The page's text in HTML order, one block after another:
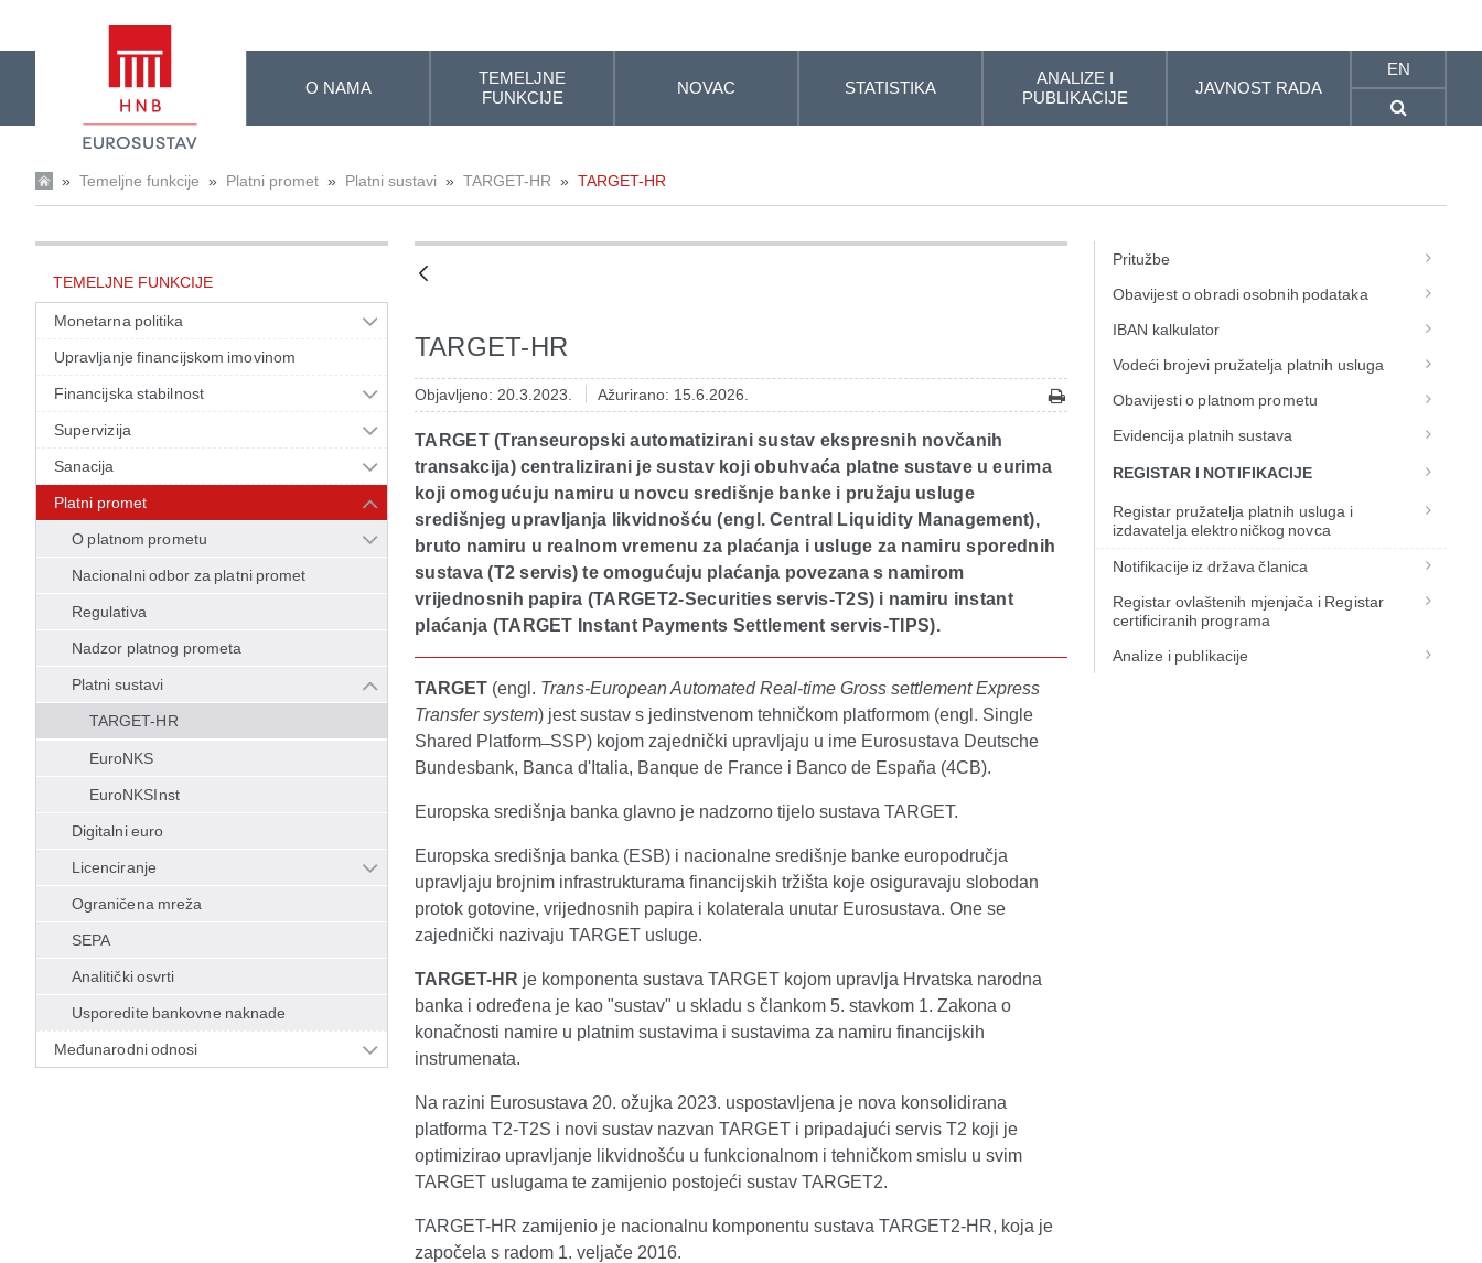
O NAMA
TEMELJNE
FUNKCIJE
NOVAC STATISTIKA
ANALIZE I
PUBLIKACIJE
JAVNOST RADA
EN
» Temeljne funkcije » Platni promet » Platni sustavi » TARGET-HR » TARGET-HR
TEMELJNE FUNKCIJE
Monetarna politika
Upravljanje financijskom imovinom
Financijska stabilnost
Supervizija
Sanacija
Platni promet
O platnom prometu
Nacionalni odbor za platni promet
Regulativa
Nadzor platnog prometa
Platni sustavi
TARGET-HR
EuroNKS
EuroNKSInst
Digitalni euro
Licenciranje
Ograničena mreža
SEPA
Analitički osvrti
Usporedite bankovne naknade
Međunarodni odnosi
TARGET-HR
Objavljeno: 20.3.2023. Ažurirano: 15.6.2026.
TARGET (Transeuropski automatizirani sustav ekspresnih novčanih
transakcija) centralizirani je sustav koji obuhvaća platne sustave u eurima
koji omogućuju namiru u novcu središnje banke i pružaju usluge
središnjeg upravljanja likvidnošću (engl. Central Liquidity Management),
bruto namiru u realnom vremenu za plaćanja i usluge za namiru sporednih
sustava (T2 servis) te omogućuju plaćanja povezana s namirom
vrijednosnih papira (TARGET2-Securities servis-T2S) i namiru instant
plaćanja (TARGET Instant Payments Settlement servis-TIPS).
TARGET (engl. Trans-European Automated Real-time Gross settlement Express
Transfer system) jest sustav s jedinstvenom tehničkom platformom (engl. Single
Shared Platform ̶ SSP) kojom zajednički upravljaju u ime Eurosustava Deutsche
Bundesbank, Banca d'Italia, Banque de France i Banco de España (4CB).
Europska središnja banka glavno je nadzorno tijelo sustava TARGET.
Europska središnja banka (ESB) i nacionalne središnje banke europodručja
upravljaju brojnim infrastrukturama financijskih tržišta koje osiguravaju slobodan
protok gotovine, vrijednosnih papira i kolaterala unutar Eurosustava. One se
zajednički nazivaju TARGET usluge.
TARGET-HR je komponenta sustava TARGET kojom upravlja Hrvatska narodna
banka i određena je kao "sustav" u skladu s člankom 5. stavkom 1. Zakona o
konačnosti namire u platnim sustavima i sustavima za namiru financijskih
instrumenata.
Na razini Eurosustava 20. ožujka 2023. uspostavljena je nova konsolidirana
platforma T2-T2S i novi sustav nazvan TARGET i pripadajući servis T2 koji je
optimizirao upravljanje likvidnošću u funkcionalnom i tehničkom smislu u svim
TARGET uslugama te zamijenio postojeći sustav TARGET2.
TARGET-HR zamijenio je nacionalnu komponentu sustava TARGET2-HR, koja je
započela s radom 1. veljače 2016.
Pritužbe
Obavijest o obradi osobnih podataka
IBAN kalkulator
Vodeći brojevi pružatelja platnih usluga
Obavijesti o platnom prometu
Evidencija platnih sustava
REGISTAR I NOTIFIKACIJE
Registar pružatelja platnih usluga i
izdavatelja elektroničkog novca
Notifikacije iz država članica
Registar ovlaštenih mjenjača i Registar
certificiranih programa
Analize i publikacije